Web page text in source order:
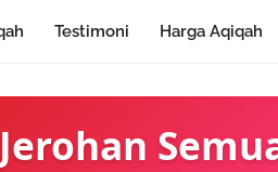
Testimoni Harga Aqiqah